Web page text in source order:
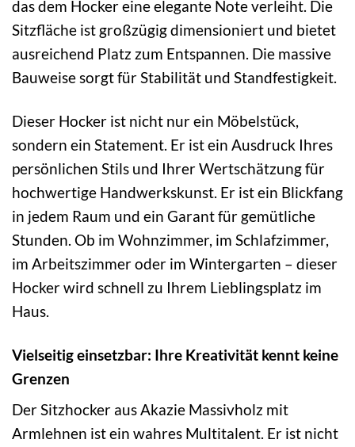
das dem Hocker eine elegante Note verleiht. Die
Sitzfläche ist großzügig dimensioniert und bietet
ausreichend Platz zum Entspannen. Die massive
Bauweise sorgt für Stabilität und Standfestigkeit.
Dieser Hocker ist nicht nur ein Möbelstück,
sondern ein Statement. Er ist ein Ausdruck Ihres
persönlichen Stils und Ihrer Wertschätzung für
hochwertige Handwerkskunst. Er ist ein Blickfang
in jedem Raum und ein Garant für gemütliche
Stunden. Ob im Wohnzimmer, im Schlafzimmer,
im Arbeitszimmer oder im Wintergarten – dieser
Hocker wird schnell zu Ihrem Lieblingsplatz im
Haus.
Vielseitig einsetzbar: Ihre Kreativität kennt keine
Grenzen
Der Sitzhocker aus Akazie Massivholz mit
Armlehnen ist ein wahres Multitalent. Er ist nicht